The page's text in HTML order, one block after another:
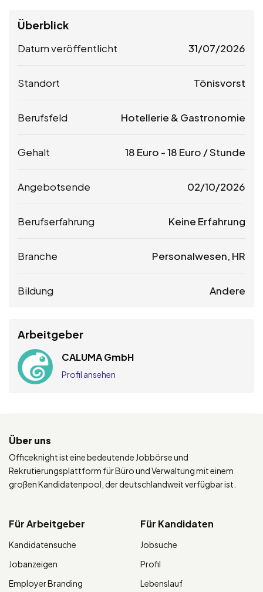
Überblick
Datum veröffentlicht 31/07/2026
Standort Tönisvorst
Berufsfeld Hotellerie & Gastronomie
Gehalt 18 Euro -18 Euro / Stunde
Angebotsende 02/10/2026
Berufserfahrung Keine Erfahrung
Branche Personalwesen, HR
Bildung Andere
Arbeitgeber
CALUMA GmbH
Profil ansehen
Über uns
Officeknight ist eine bedeutende Jobbörse und
Rekrutierungsplattform für Büro und Verwaltung mit einem
großen Kandidatenpool, der deutschlandweit verfügbar ist.
Für Arbeitgeber
Kandidatensuche
Jobanzeigen
Employer Branding
Für Kandidaten
Jobsuche
Profil
Lebenslauf